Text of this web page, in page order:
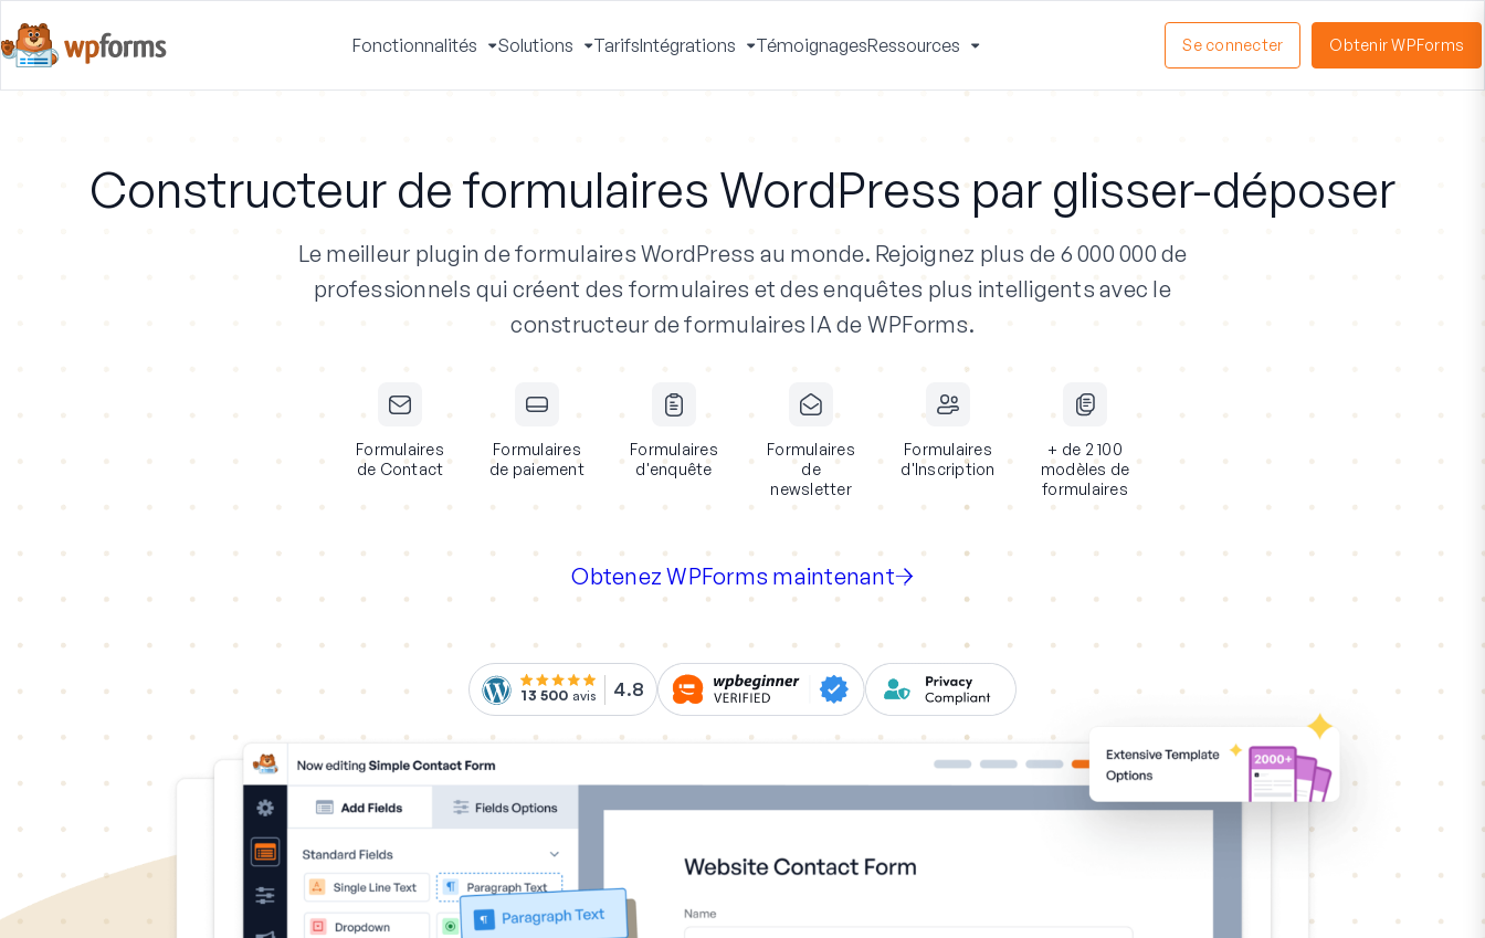
Fonctionnalités
Activer
le
Solutions
Activer
le
TarifsIntégrations
Activer
le
TémoignagesRessources
le
Se connecter Obtenir WPForms
Constructeur de formulaires WordPress par glisser-déposer
Le meilleur plugin de formulaires WordPress au monde. Rejoignez plus de 6 000 000 de
professionnels qui créent des formulaires et des enquêtes plus intelligents avec le
constructeur de formulaires IA de WPForms.
Formulaires
de Contact
Formulaires
de paiement
Formulaires
d'enquête
Formulaires
de
newsletter
Formulaires
d'Inscription
+ de 2 100
modèles de
formulaires
Obtenez WPForms maintenant
13 500 avis 4.8